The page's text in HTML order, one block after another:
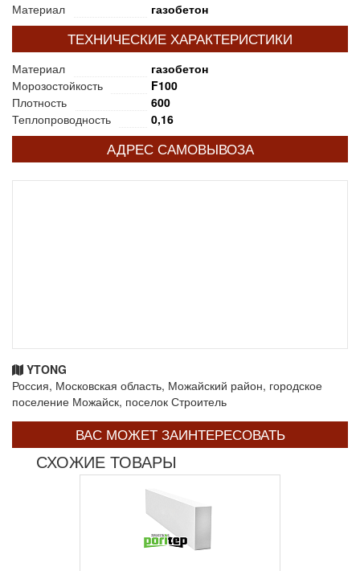
Материал газобетон
ТЕХНИЧЕСКИЕ ХАРАКТЕРИСТИКИ
Материал
газобетон
Морозостойкость
F100
Плотность
600
Теплопроводность
0,16
АДРЕС САМОВЫВОЗА
YTONG
Россия, Московская область, Можайский район, городское
поселение Можайск, поселок Строитель
ВАС МОЖЕТ ЗАИНТЕРЕСОВАТЬ
СХОЖИЕ ТОВАРЫ